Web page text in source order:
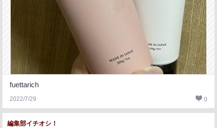
fuettarich
2022/7/29 0
編集部イチオシ！